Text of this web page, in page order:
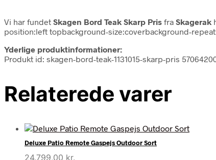
Vi har fundet Skagen Bord Teak Skarp Pris fra Skagerak
position:left topbackground-size:coverbackground-
Yderlige produktinformationer:
Produkt id: skagen-bord-teak-1131015-skarp-pris
Relaterede varer
Deluxe Patio Remote Gaspejs Outdoor Sort
24.799,00 kr.